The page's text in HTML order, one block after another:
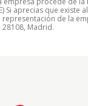
Si aprecias que
de la
Madrid.